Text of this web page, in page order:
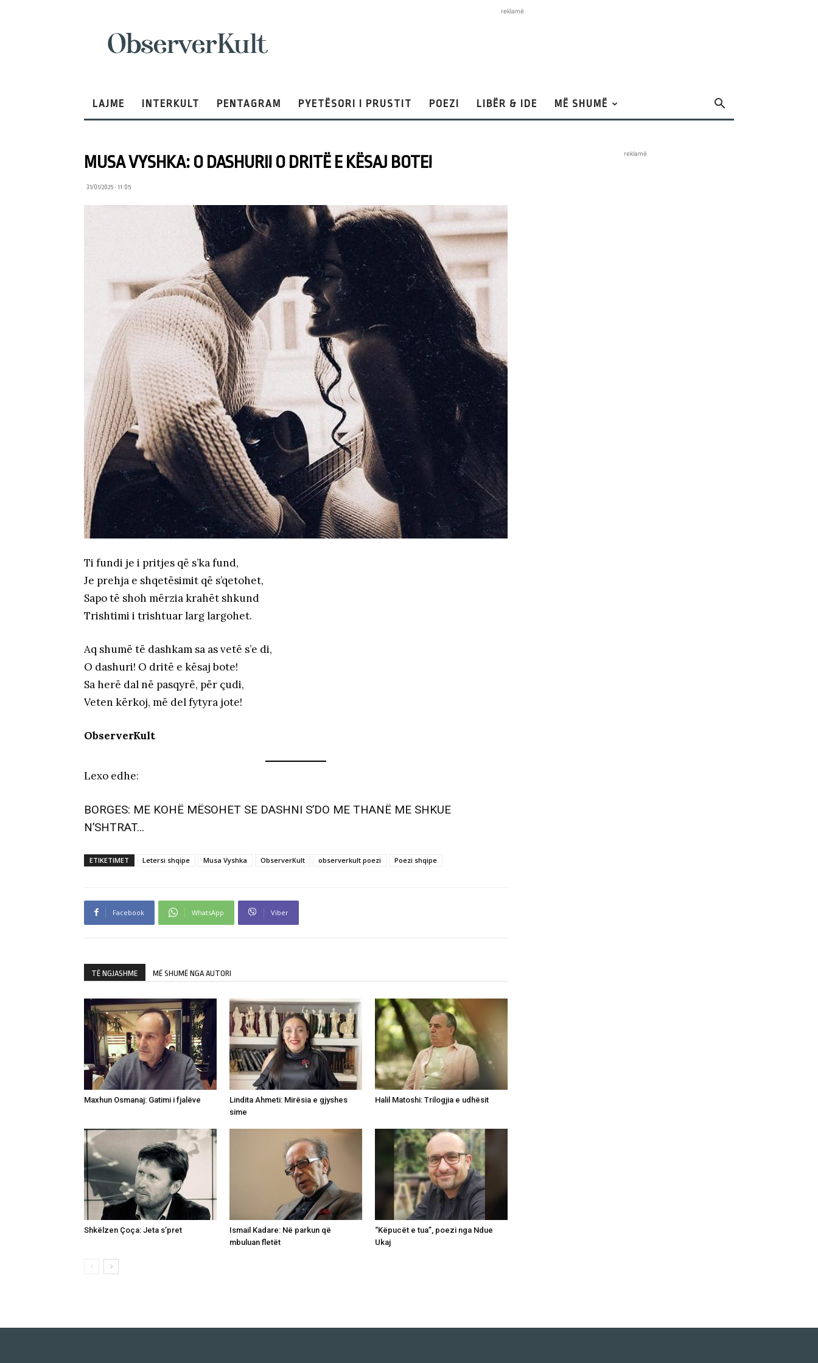
reklamë
LAJME INTERKULT PENTAGRAM PYETËSORI I PRUSTIT POEZI LIBËR & IDE MË SHUMË
MUSA VYSHKA: O DASHURI! O DRITË E KËSAJ BOTE!
31/01/2025 • 11:05
Ti fundi je i pritjes që s’ka fund,
Je prehja e shqetësimit që s’qetohet,
Sapo të shoh mërzia krahët shkund
Trishtimi i trishtuar larg largohet.
Aq shumë të dashkam sa as vetë s’e di,
O dashuri! O dritë e kësaj bote!
Sa herë dal në pasqyrë, për çudi,
Veten kërkoj, më del fytyra jote!
ObserverKult
Lexo edhe:
BORGES: ME KOHË MËSOHET SE DASHNI S’DO ME THANË ME SHKUE
N’SHTRAT…
ETIKETIMET Letersi shqipe Musa Vyshka ObserverKult observerkult poezi Poezi shqipe
Facebook WhatsApp Viber
TË NGJASHME MË SHUMË NGA AUTORI
Maxhun Osmanaj: Gatimi i fjalëve
Lindita Ahmeti: Mirësia e gjyshes
sime
Halil Matoshi: Trilogjia e udhësit
Shkëlzen Çoça: Jeta s’pret
Ismail Kadare: Në parkun që
mbuluan fletët
“Këpucët e tua”, poezi nga Ndue
Ukaj
reklamë